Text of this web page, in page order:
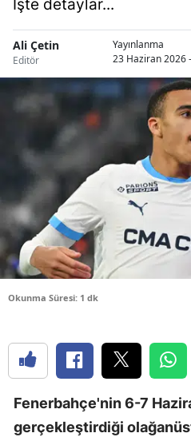
İşte detaylar...
Ali Çetin
Editör
Yayınlanma
23 Haziran 2026
Okunma Süresi: 1 dk
Fenerbahçe'nin 6-7
gerçekleştirdiği